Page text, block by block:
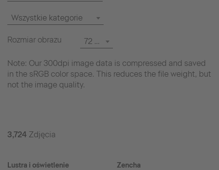
Wszystkie kategorie
Rozmiar obrazu 72 dpi
Note: Our 300dpi image data is compressed and saved
in the sRGB color space. This reduces the file weight, but
not the image quality.
3,724 Zdjęcia
Lustra i oświetlenie Zencha